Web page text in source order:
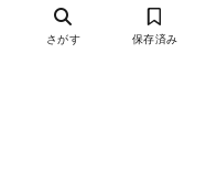
さがす 保存済み